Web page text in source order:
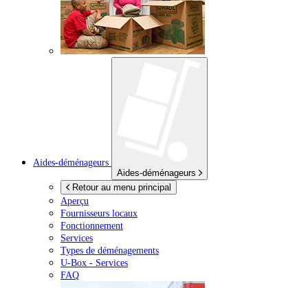
Aides-déménageurs
Aides-déménageurs
Retour au menu principal
Aperçu
Fournisseurs locaux
Fonctionnement
Services
Types de déménagements
U-Box - Services
FAQ